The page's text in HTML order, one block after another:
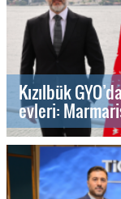
Kızılbük
evleri: